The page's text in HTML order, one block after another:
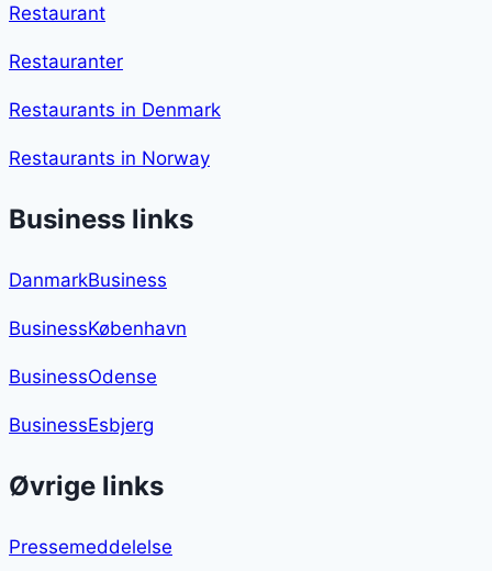
Restaurant
Restauranter
Restaurants in Denmark
Restaurants in Norway
Business links
DanmarkBusiness
BusinessKøbenhavn
BusinessOdense
BusinessEsbjerg
Øvrige links
Pressemeddelelse